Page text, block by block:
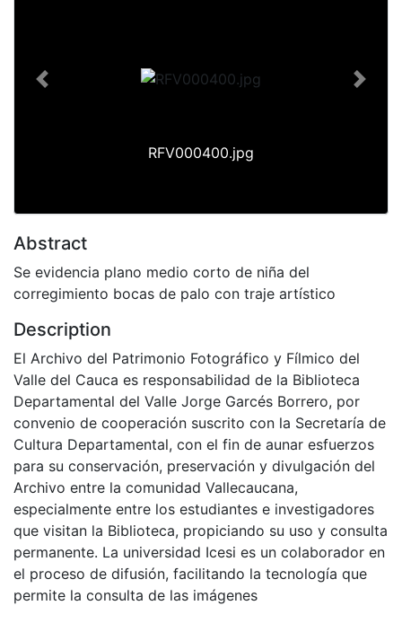
RFV000400.jpg
Previous Next
Abstract
Se evidencia plano medio corto de niña del
corregimiento bocas de palo con traje artístico
Description
El Archivo del Patrimonio Fotográfico y Fílmico del
Valle del Cauca es responsabilidad de la Biblioteca
Departamental del Valle Jorge Garcés Borrero, por
convenio de cooperación suscrito con la Secretaría de
Cultura Departamental, con el fin de aunar esfuerzos
para su conservación, preservación y divulgación del
Archivo entre la comunidad Vallecaucana,
especialmente entre los estudiantes e investigadores
que visitan la Biblioteca, propiciando su uso y consulta
permanente. La universidad Icesi es un colaborador en
el proceso de difusión, facilitando la tecnología que
permite la consulta de las imágenes